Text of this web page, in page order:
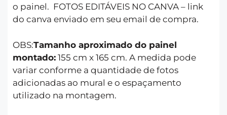
o painel. FOTOS EDITÁVEIS NO CANVA – link
do canva enviado em seu email de compra.
OBS:Tamanho aproximado do painel
montado: 155 cm x 165 cm. A medida pode
variar conforme a quantidade de fotos
adicionadas ao mural e o espaçamento
utilizado na montagem.